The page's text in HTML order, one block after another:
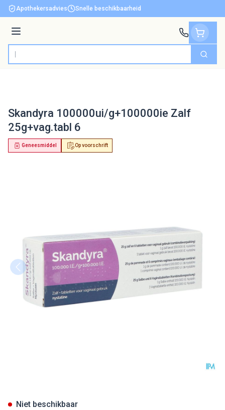
Ga naar de inhoud
Apothekersadvies Snelle beschikbaarheid
Menu
Product, merk, categorie... Zoek
Skandyra 100000ui/g+100000ie Zalf
25g+vag.tabl 6
Op voorschrift
Geneesmiddel
Niet beschikbaar